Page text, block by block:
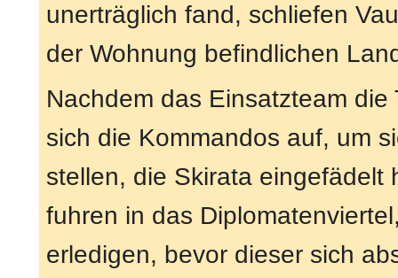
unerträglich fand, schliefen
der Wohnung befindlichen
Nachdem das Einsatzteam
sich die Kommandos auf, um
stellen, die Skirata eingefädelt
fuhren in das
erledigen, bevor dieser sich